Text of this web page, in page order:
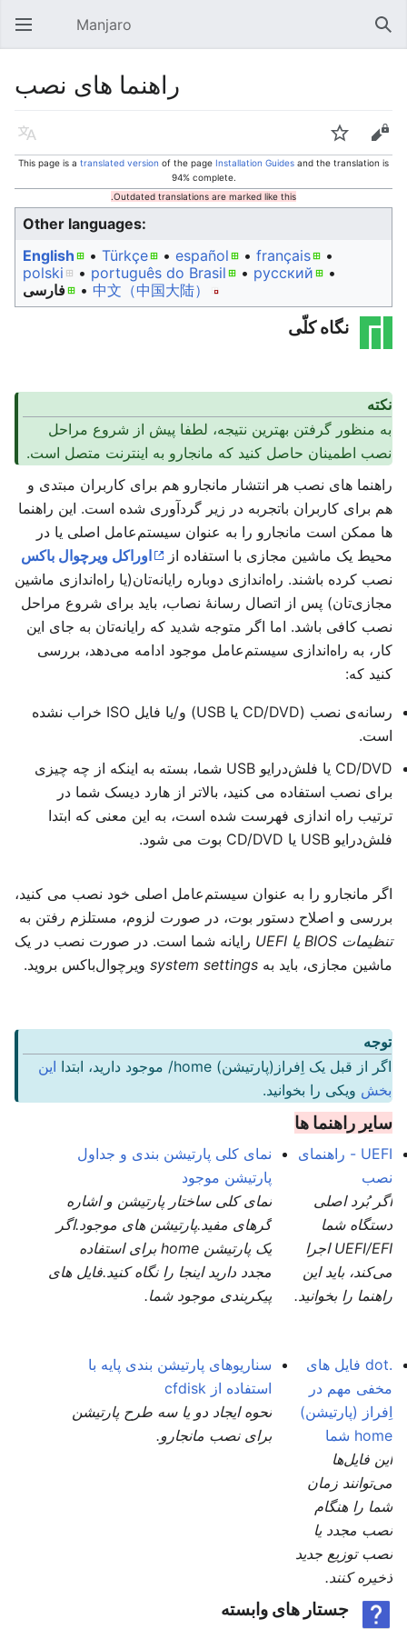
Open main menu Manjaro
راهنما های نصب
Language Watch Edit
This page is a translated version of the page Installation Guides and the translation is
94% complete.
Outdated translations are marked like this.
Other languages:
English
• ‎ Türkçe • ‎ español • ‎ français
•
polski • ‎ português do Brasil • ‎ русский
•
فارسی • ‎ 中文（中国大陆）‎
نگاه کلّی
نکته
به منظور گرفتن بهترین نتیجه، لطفا پیش از شروع مراحل
نصب اطمینان حاصل کنید که مانجارو به اینترنت متصل است.
راهنما های نصب هر انتشار مانجارو هم برای کاربران مبتدی و
هم برای کاربران باتجربه در زیر گردآوری شده است. این راهنما
ها ممکن است مانجارو را به عنوان سیستم‌عامل اصلی یا در
محیط یک ماشین مجازی با استفاده از
اوراکل ویرچوال باکس
نصب کرده باشند. راه‌اندازی دوباره رایانه‌تان(یا راه‌اندازی ماشین
مجازی‌تان) پس از اتصال رسانهٔ نصاب، باید برای شروع مراحل
نصب کافی باشد. اما اگر متوجه شدید که رایانه‌تان به جای این
کار، به راه‌اندازی سیستم‌عامل موجود ادامه می‌دهد، بررسی
کنید که:
رسانه‌ی نصب (CD/DVD یا USB) و/یا فایل ISO خراب نشده
است.
CD/DVD یا فلش‌درایو USB شما، بسته به اینکه از چه چیزی
برای نصب استفاده می کنید، بالاتر از هارد دیسک شما در
ترتیب راه اندازی فهرست شده است، به این معنی که ابتدا
فلش‌درایو USB یا CD/DVD بوت می شود.
اگر مانجارو را به عنوان سیستم‌عامل اصلی خود نصب می کنید،
بررسی و اصلاح دستور بوت، در صورت لزوم، مستلزم رفتن به
تنظیمات BIOS یا UEFI
رایانه شما است. در صورت نصب در یک
ماشین مجازی، باید به system settings ویرچوال‌باکس بروید.
توجه
اگر از قبل یک اِفراز(پارتیشن) home/ موجود دارید، ابتدا
این
بخش ویکی را بخوانید.
سایر راهنما ها
UEFI - راهنمای
نصب
اگر بُرد اصلی
دستگاه شما
UEFI/EFI اجرا
می‌کند، باید این
راهنما را بخوانید.
.dot فایل های
مخفی مهم در
اِفراز (پارتیشن)
home شما
این فایل‌ها
می‌توانند زمان
شما را هنگام
نصب مجدد یا
نصب توزیع جدید
ذخیره کنند.
نمای کلی پارتیشن بندی و جداول
پارتیشن موجود
نمای کلی ساختار پارتیشن و اشاره
گرهای مفید.پارتیشن های موجود.اگر
یک پارتیشن home برای استفاده
مجدد دارید اینجا را نگاه کنید.فایل های
پیکربندی موجود شما.
سناریوهای پارتیشن بندی پایه با
استفاده از cfdisk
نحوه ایجاد دو یا سه طرح پارتیشن
برای نصب مانجارو.
جستار های وابسته